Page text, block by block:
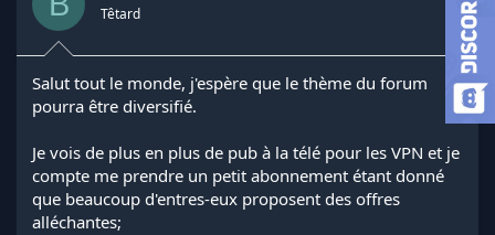
e
u
d
e
d
i
s
c
d
é
Têtard
Salut tout le monde, j'espère que le thème du forum
pourra être diversifié.
Je vois de plus en plus de pub à la télé pour les VPN et je
compte me prendre un petit abonnement étant donné
que beaucoup d'entres-eux proposent des offres
alléchantes;